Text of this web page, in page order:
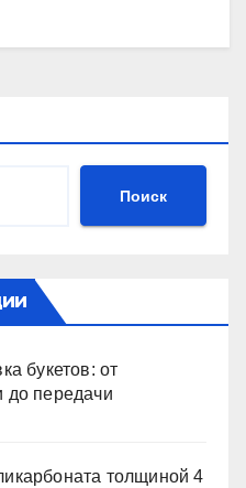
Поиск
букетов: от
до передачи
толщиной 4